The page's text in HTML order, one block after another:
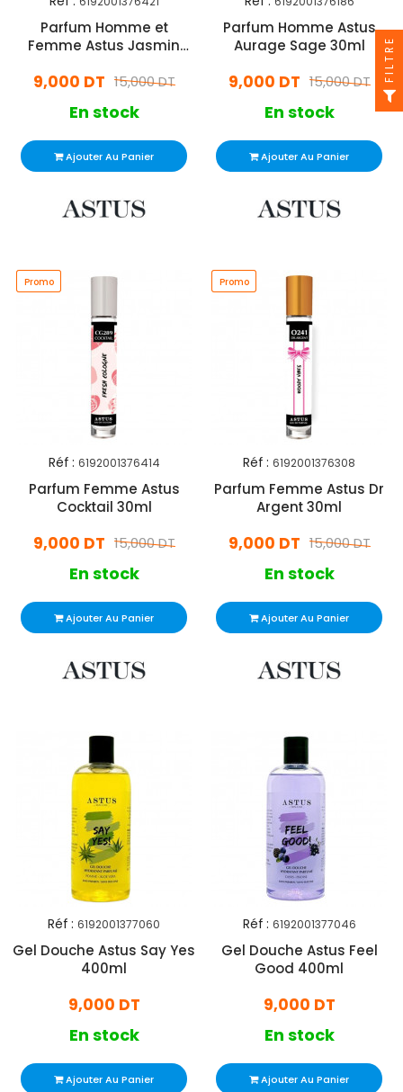
Parfum Homme et
Femme Astus Jasmin
15,000 DT
9,000 DT
En stock
Ajouter Au Panier
Parfum Homme Astus
Aurage Sage 30ml
15,000 DT
9,000 DT
En stock
Ajouter Au Panier
Promo
Promo
Réf : 6192001376414
Parfum Femme Astus
Cocktail 30ml
15,000 DT
9,000 DT
En stock
Ajouter Au Panier
Promo
Promo
Réf : 6192001376308
Parfum Femme Astus Dr
Argent 30ml
15,000 DT
9,000 DT
En stock
Ajouter Au Panier
Réf : 6192001377060
Gel Douche Astus Say Yes
400ml
9,000 DT
En stock
Ajouter Au Panier
Réf : 6192001377046
Gel Douche Astus Feel
Good 400ml
9,000 DT
En stock
Ajouter Au Panier
FILTRE